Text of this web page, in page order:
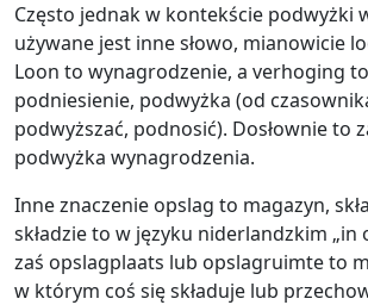
Często jednak w kontekście podwyżki
używane jest inne słowo, mianowicie
Loon to wynagrodzenie, a verhoging
podniesienie, podwyżka (od
podwyższać, podnosić). Dosłownie to
podwyżka wynagrodzenia.
Inne znaczenie opslag to magazyn,
składzie to w języku niderlandzkim „in
zaś opslagplaats lub opslagruimte to
w którym coś się składuje lub